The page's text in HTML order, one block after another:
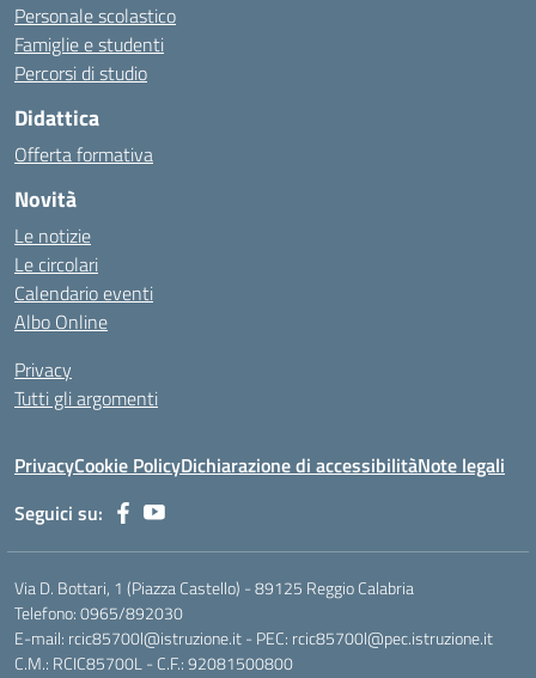
Personale scolastico
Famiglie e studenti
Percorsi di studio
Didattica
Offerta formativa
Novità
Le notizie
Le circolari
Calendario eventi
Albo Online
Privacy
Tutti gli argomenti
PrivacyCookie PolicyDichiarazione di accessibilitàNote legali
Seguici su:
Via D. Bottari, 1 (Piazza Castello) - 89125 Reggio Calabria
Telefono: 0965/892030
E-mail: rcic85700l@istruzione.it - PEC: rcic85700l@pec.istruzione.it
C.M.: RCIC85700L - C.F.: 92081500800